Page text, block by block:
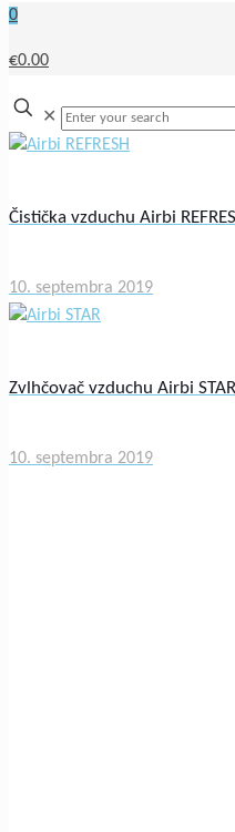
0
€0.00
✕
Čistička vzduchu Airbi
10. septembra 2019
Zvlhčovač vzduchu Airbi STAR
10. septembra 2019